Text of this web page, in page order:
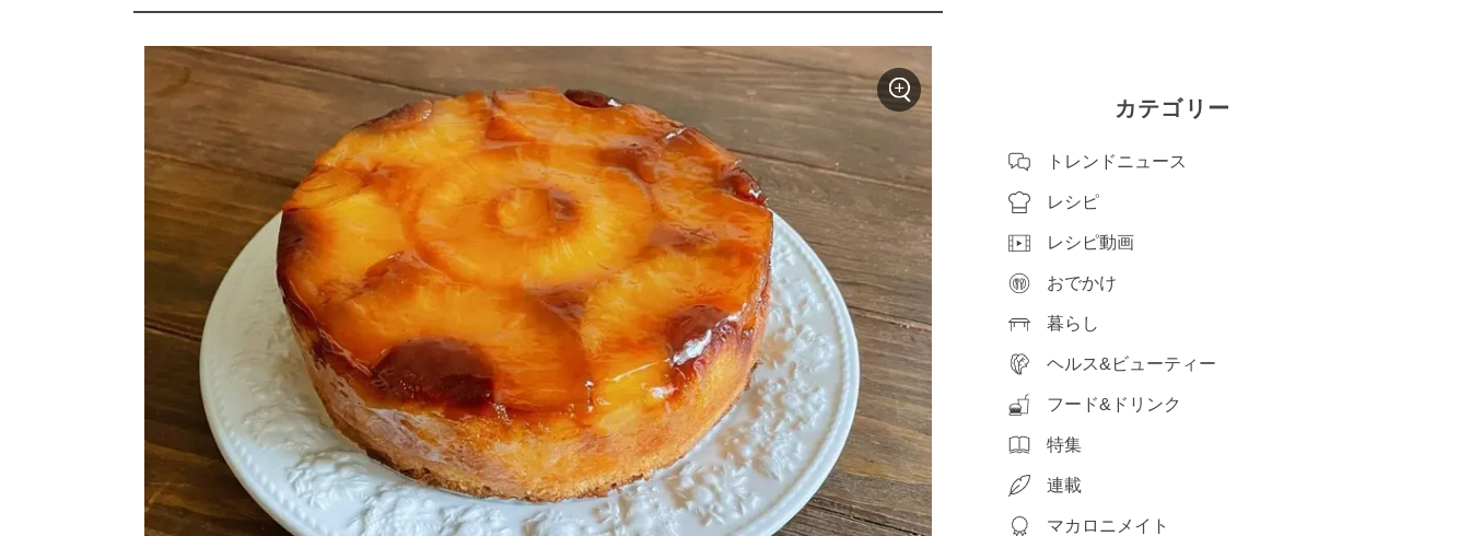
カテゴリー
トレンドニュース
レシピ
レシピ動画
おでかけ
暮らし
ヘルス&ビューティー
フード&ドリンク
特集
連載
マカロニメイト